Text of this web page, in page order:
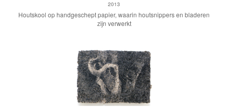
2013
Houtskool op handgeschept papier, waarin houtsnippers en bladeren
zijn verwerkt